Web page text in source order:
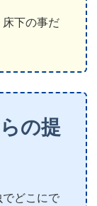
下の事だ
の提
どこにで